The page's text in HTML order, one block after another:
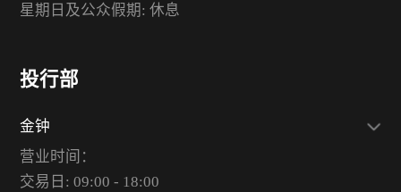
星期日及公众假期: 休息
投行部
金钟
营业时间：
交易日: 09:00 - 18:00